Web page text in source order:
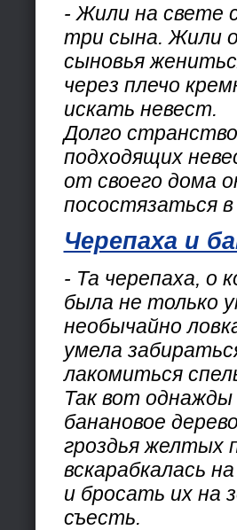
- Жили на свете
три сына. Жили
сыновья
через плечо
искать невест.
Долго
подходящих
от своего дома
посостязаться
Черепаха и
- Та черепаха, о
была не только
необычайно
умела
лакомиться
Так вот однажды
банановое
гроздья желтых
вскарабкалась
и бросать их на
съесть.